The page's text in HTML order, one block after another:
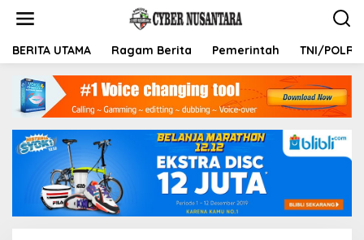
t
BERITA UTAMA Ragam Berita Pemerintah TNI/POLRI